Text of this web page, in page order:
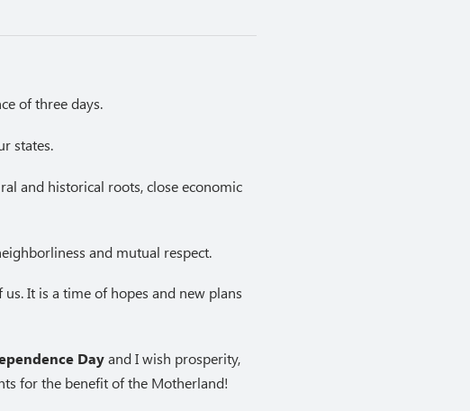
of three days.
states.
and historical roots, close economic
and mutual respect.
It is a time of hopes and new plans
Dayand I wish prosperity,
for the benefit of the Motherland!